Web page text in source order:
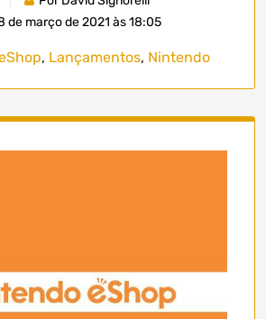
de março de 2021 às 18:05
, Lançamentos, Nintendo